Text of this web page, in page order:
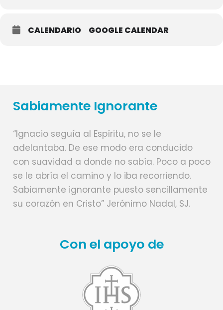
CALENDARIO GOOGLE CALENDAR
Sabiamente Ignorante
“Ignacio seguía al Espíritu, no se le
adelantaba. De ese modo era conducido
con suavidad a donde no sabía. Poco a poco
se le abría el camino y lo iba recorriendo.
Sabiamente ignorante puesto sencillamente
su corazón en Cristo” Jerónimo Nadal, SJ.
Con el apoyo de